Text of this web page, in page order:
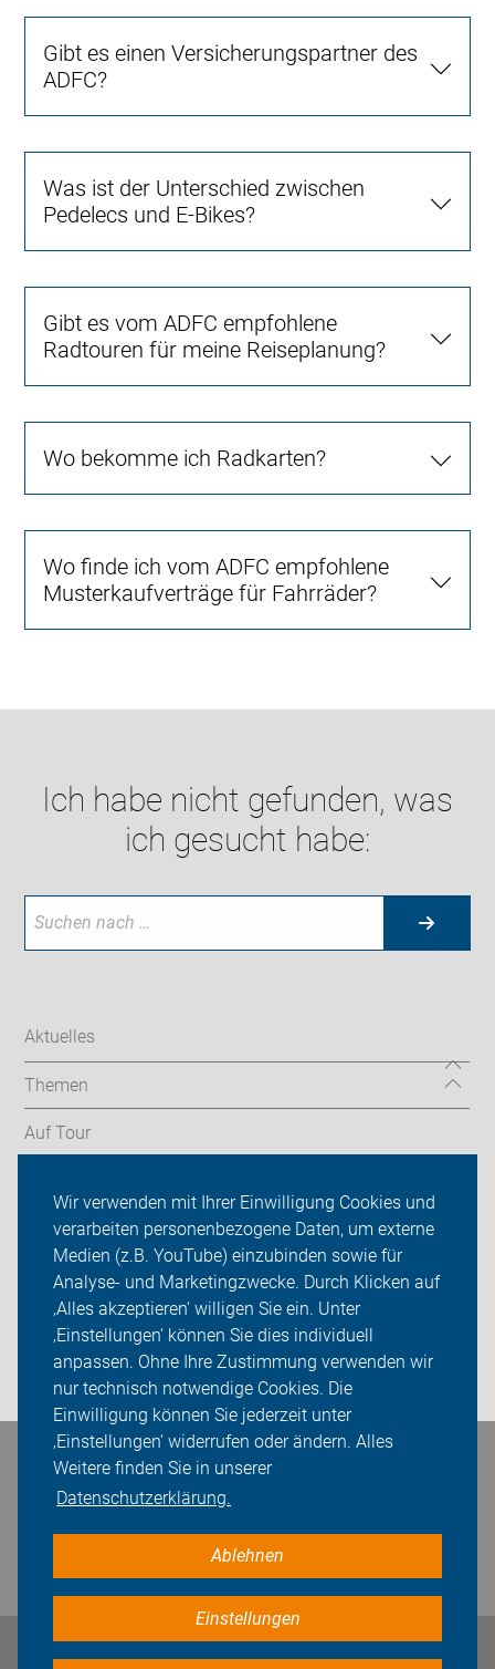
Wir verwenden mit Ihrer Einwilligung Cookies und
verarbeiten personenbezogene Daten, um externe
Medien (z.B. YouTube) einzubinden sowie für
Analyse- und Marketingzwecke. Durch Klicken auf
‚Alles akzeptieren‘ willigen Sie ein. Unter
‚Einstellungen‘ können Sie dies individuell
anpassen. Ohne Ihre Zustimmung verwenden wir
nur technisch notwendige Cookies. Die
Einwilligung können Sie jederzeit unter
‚Einstellungen‘ widerrufen oder ändern. Alles
Weitere finden Sie in unserer
Datenschutzerklärung.
Ablehnen
Einstellungen
Gibt es einen Versicherungspartner des
ADFC?
Was ist der Unterschied zwischen
Pedelecs und E-Bikes?
Gibt es vom ADFC empfohlene
Radtouren für meine Reiseplanung?
Wo bekomme ich Radkarten?
Wo finde ich vom ADFC empfohlene
Musterkaufverträge für Fahrräder?
Ich habe nicht gefunden, was
ich gesucht habe:
Aktuelles
Themen
Auf Tour
ADFC Minden-Lübbecke
Sei dabei
Presse
Login
Bleiben Sie in Kontakt